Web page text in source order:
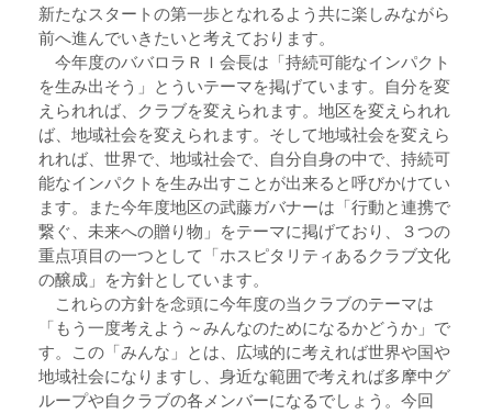
新たなスタートの第一歩となれるよう共に楽しみながら
前へ進んでいきたいと考えております。
今年度のババロラＲＩ会長は「持続可能なインパクト
を生み出そう」とういテーマを掲げています。自分を変
えられれば、クラブを変えられます。地区を変えられれ
ば、地域社会を変えられます。そして地域社会を変えら
れれば、世界で、地域社会で、自分自身の中で、持続可
能なインパクトを生み出すことが出来ると呼びかけてい
ます。また今年度地区の武藤ガバナーは「行動と連携で
繋ぐ、未来への贈り物」をテーマに掲げており、３つの
重点項目の一つとして「ホスピタリティあるクラブ文化
の醸成」を方針としています。
これらの方針を念頭に今年度の当クラブのテーマは
「もう一度考えよう～みんなのためになるかどうか」で
す。この「みんな」とは、広域的に考えれば世界や国や
地域社会になりますし、身近な範囲で考えれば多摩中グ
ループや自クラブの各メンバーになるでしょう。今回